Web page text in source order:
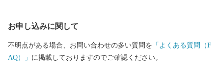
お申し込みに関して
不明点がある場合、お問い合わせの多い質問を 「よくある質問（F
AQ）」 に掲載しておりますのでご確認ください。